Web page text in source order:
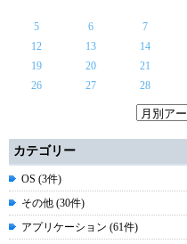
5
6 7
12
13 14
19
20 21
26
27 28
カテゴリー
OS (3件)
その他 (30件)
アプリケーション (61件)